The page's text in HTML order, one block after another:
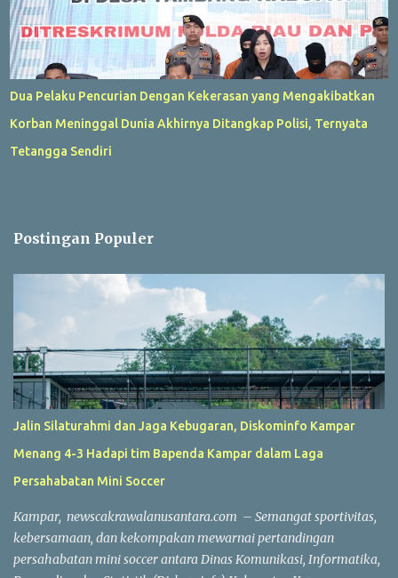
Dua Pelaku Pencurian Dengan Kekerasan yang Mengakibatkan
Korban Meninggal Dunia Akhirnya Ditangkap Polisi, Ternyata
Tetangga Sendiri
Postingan Populer
Jalin Silaturahmi dan Jaga Kebugaran, Diskominfo Kampar
Menang 4-3 Hadapi tim Bapenda Kampar dalam Laga
Persahabatan Mini Soccer
Kampar, newscakrawalanusantara.com – Semangat sportivitas,
kebersamaan, dan kekompakan mewarnai pertandingan
persahabatan mini soccer antara Dinas Komunikasi, Informatika,